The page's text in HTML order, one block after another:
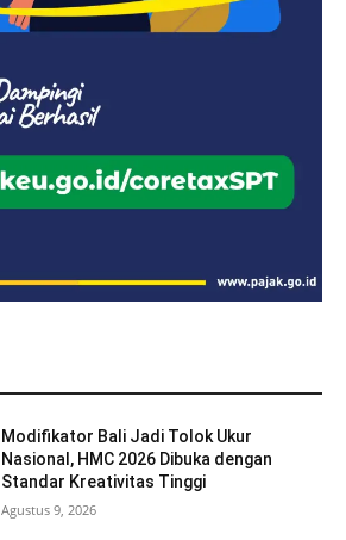
Modifikator Bali Jadi Tolok Ukur
Nasional, HMC 2026 Dibuka dengan
Standar Kreativitas Tinggi
Agustus 9, 2026